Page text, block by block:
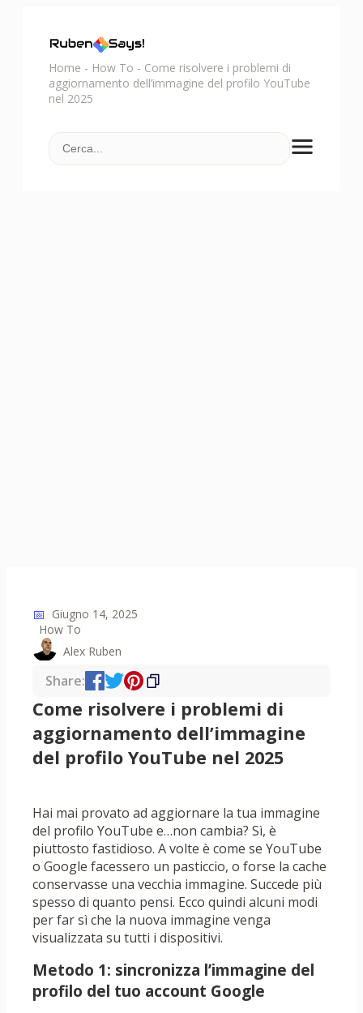
Home - How To - Come risolvere i problemi di
aggiornamento dell’immagine del profilo YouTube
nel 2025
📅 Giugno 14, 2025
How To
Alex Ruben
Share:
Come risolvere i problemi di
aggiornamento dell’immagine
del profilo YouTube nel 2025
Hai mai provato ad aggiornare la tua immagine
del profilo YouTube e…non cambia? Sì, è
piuttosto fastidioso. A volte è come se YouTube
o Google facessero un pasticcio, o forse la cache
conservasse una vecchia immagine. Succede più
spesso di quanto pensi. Ecco quindi alcuni modi
per far sì che la nuova immagine venga
visualizzata su tutti i dispositivi.
Metodo 1: sincronizza l’immagine del
profilo del tuo account Google